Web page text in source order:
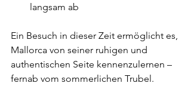
langsam ab
Ein Besuch in dieser Zeit ermöglicht es,
Mallorca von seiner ruhigen und
authentischen Seite kennenzulernen –
fernab vom sommerlichen Trubel.